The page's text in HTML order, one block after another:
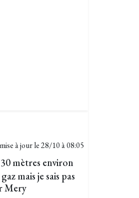
à jour le28/10 à 08:05
mètres environ
mais je sais pas
Mery